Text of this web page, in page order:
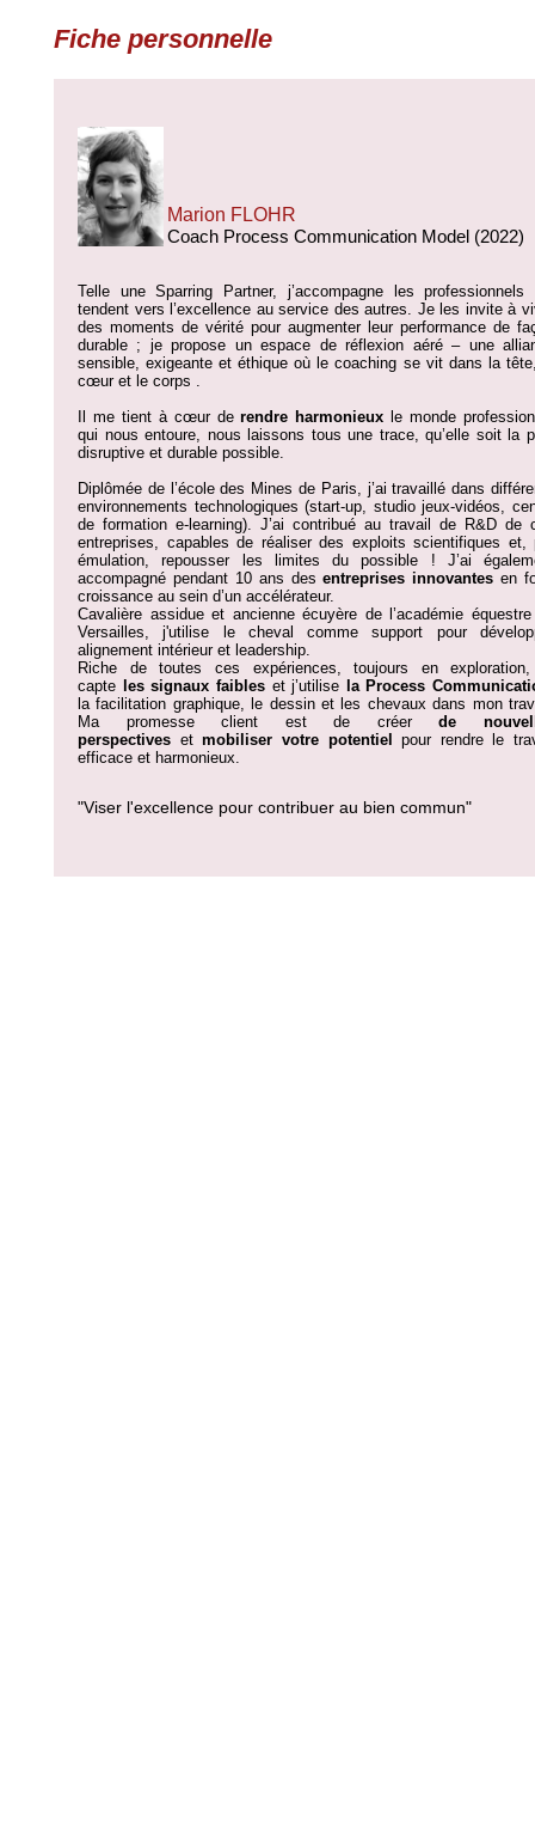
Fiche personnelle
Marion FLOHR
Coach Process Communication Model (2022)
Telle une Sparring Partner, j’accompagne les professionnels
tendent vers l’excellence au service des autres. Je les invite à
des moments de vérité pour augmenter leur performance de
durable ; je propose un espace de réflexion aéré – une
sensible, exigeante et éthique où le coaching se vit dans la
cœur et le corps .
Il me tient à cœur derendre harmonieux le monde
qui nous entoure, nous laissons tous une trace, qu’elle soit la
disruptive et durable possible.
Diplômée de l’école des Mines de Paris, j’ai travaillé dans
environnements technologiques (start-up, studio jeux-vidéos,
de formation e-learning). J’ai contribué au travail de R&D de
entreprises, capables de réaliser des exploits scientifiques et,
émulation, repousser les limites du possible ! J’ai
accompagné pendant 10 ans desentreprises innovantes en
croissance au sein d’un accélérateur.
Cavalière assidue et ancienne écuyère de l’académie
Versailles, j'utilise le cheval comme support pour
alignement intérieur et leadership.
Riche de toutes ces expériences, toujours en
capte
les signaux faibleset j’utilise
la Process
la facilitation graphique, le dessin et les chevaux dans mon
Ma promesse client est de créerde
perspectives etmobiliser votre potentiel
pour rendre le
efficace et harmonieux.
"Viser l'excellence pour contribuer au bien commun"